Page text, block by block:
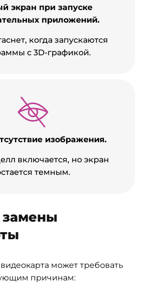
экран при запуске
приложений.
когда запускаются
с 3D-графикой.
изображения.
включается, но экран
темным.
может требовать
причинам: